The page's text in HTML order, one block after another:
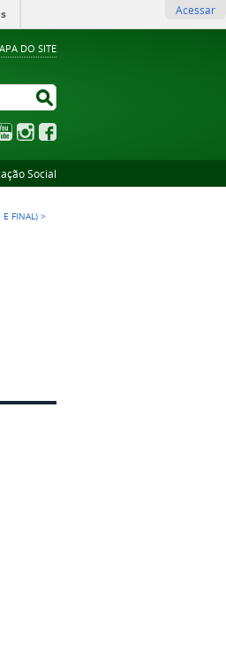
DO SITE
Acessar
YouTubeInstagram
Social
E FINAL) >